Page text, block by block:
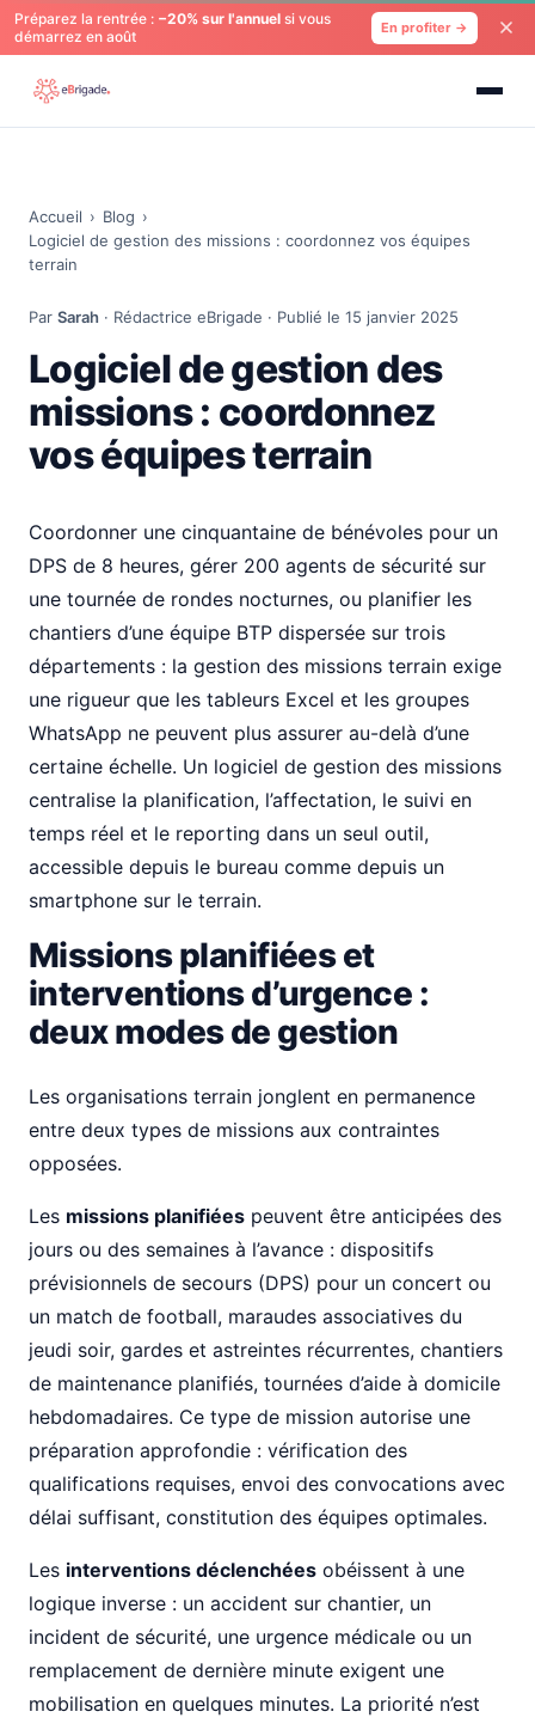
Préparez la rentrée : −20% sur l'annuel si vous
démarrez en août
En profiter →
Accueil › Blog ›
Logiciel de gestion des missions : coordonnez vos équipes
terrain
Par Sarah · Rédactrice eBrigade · Publié le 15 janvier 2025
Logiciel de gestion des
missions : coordonnez
vos équipes terrain
Coordonner une cinquantaine de bénévoles pour un
DPS de 8 heures, gérer 200 agents de sécurité sur
une tournée de rondes nocturnes, ou planifier les
chantiers d’une équipe BTP dispersée sur trois
départements : la gestion des missions terrain exige
une rigueur que les tableurs Excel et les groupes
WhatsApp ne peuvent plus assurer au-delà d’une
certaine échelle. Un logiciel de gestion des missions
centralise la planification, l’affectation, le suivi en
temps réel et le reporting dans un seul outil,
accessible depuis le bureau comme depuis un
smartphone sur le terrain.
Missions planifiées et
interventions d’urgence :
deux modes de gestion
Les organisations terrain jonglent en permanence
entre deux types de missions aux contraintes
opposées.
Les missions planifiées peuvent être anticipées des
jours ou des semaines à l’avance : dispositifs
prévisionnels de secours (DPS) pour un concert ou
un match de football, maraudes associatives du
jeudi soir, gardes et astreintes récurrentes, chantiers
de maintenance planifiés, tournées d’aide à domicile
hebdomadaires. Ce type de mission autorise une
préparation approfondie : vérification des
qualifications requises, envoi des convocations avec
délai suffisant, constitution des équipes optimales.
Les interventions déclenchées obéissent à une
logique inverse : un accident sur chantier, un
incident de sécurité, une urgence médicale ou un
remplacement de dernière minute exigent une
mobilisation en quelques minutes. La priorité n’est